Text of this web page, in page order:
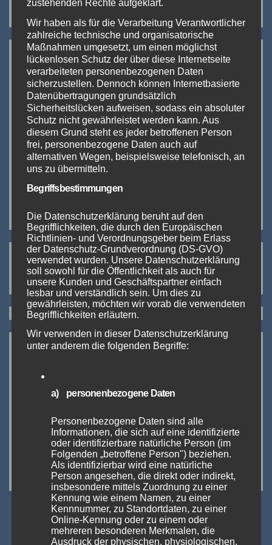
Neueste Beiträge:
The Hall of Vape 2024
DICODES goes small
InterTabac 2023 (Teil 1)
Neueste Kommentare:
Es sind keine Kommentare vorhanden.
https://www.intertabac.de
zustehenden Rechte aufgeklärt.
Wir haben als für die Verarbeitung Verantwortlicher
zahlreiche technische und organisatorische
Maßnahmen umgesetzt, um einen möglichst
lückenlosen Schutz der über diese Internetseite
verarbeiteten personenbezogenen Daten
sicherzustellen. Dennoch können Internetbasierte
Datenübertragungen grundsätzlich
Sicherheitslücken aufweisen, sodass ein absoluter
Schutz nicht gewährleistet werden kann. Aus
diesem Grund steht es jeder betroffenen Person
frei, personenbezogene Daten auch auf
alternativen Wegen, beispielsweise telefonisch, an
uns zu übermitteln.
Begriffsbestimmungen
Die Datenschutzerklärung beruht auf den
Begrifflichkeiten, die durch den Europäischen
Richtlinien- und Verordnungsgeber beim Erlass
der Datenschutz-Grundverordnung (DS-GVO)
verwendet wurden. Unsere Datenschutzerklärung
soll sowohl für die Öffentlichkeit als auch für
unsere Kunden und Geschäftspartner einfach
lesbar und verständlich sein. Um dies zu
gewährleisten, möchten wir vorab die verwendeten
Begrifflichkeiten erläutern.
Wir verwenden in dieser Datenschutzerklärung
unter anderem die folgenden Begriffe:
a) personenbezogene Daten
Personenbezogene Daten sind alle
Informationen, die sich auf eine identifizierte
oder identifizierbare natürliche Person (im
Folgenden „betroffene Person") beziehen.
Als identifizierbar wird eine natürliche
Person angesehen, die direkt oder indirekt,
insbesondere mittels Zuordnung zu einer
Kennung wie einem Namen, zu einer
Kennnummer, zu Standortdaten, zu einer
Online-Kennung oder zu einem oder
mehreren besonderen Merkmalen, die
Ausdruck der physischen, physiologischen,